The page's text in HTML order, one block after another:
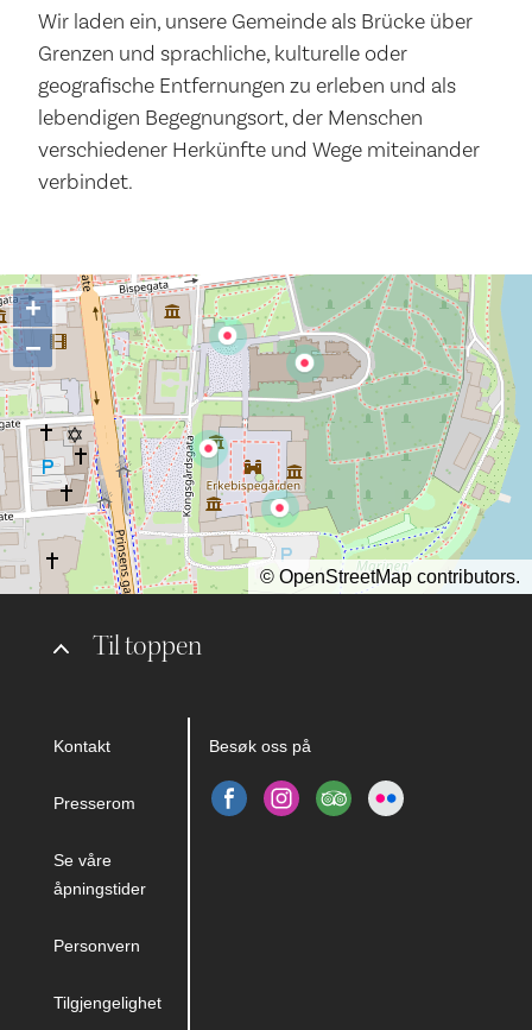
Wir laden ein, unsere Gemeinde als Brücke über
Grenzen und sprachliche, kulturelle oder
geografische Entfernungen zu erleben und als
lebendigen Begegnungsort, der Menschen
verschiedener Herkünfte und Wege miteinander
verbindet.
Til toppen
Kontakt
Presserom
Se våre
åpningstider
Personvern
Tilgjengelighet
Besøk oss på
+
−
© OpenStreetMap contributors.